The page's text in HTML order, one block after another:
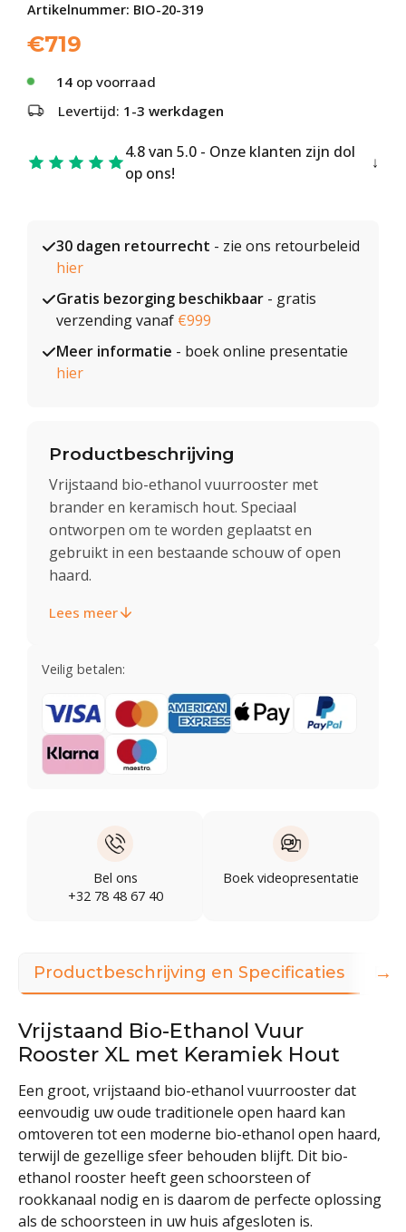
Artikelnummer: BIO-20-319
€719
14 op voorraad
Levertijd: 1-3 werkdagen
4.8 van 5.0 - Onze klanten zijn dol
op ons!
30 dagen retourrecht - zie ons retourbeleid
hier
Gratis bezorging beschikbaar - gratis
verzending vanaf €999
Meer informatie - boek online presentatie
hier
Productbeschrijving
Vrijstaand bio-ethanol vuurrooster met
brander en keramisch hout. Speciaal
ontworpen om te worden geplaatst en
gebruikt in een bestaande schouw of open
haard.
Lees meer
Veilig betalen:
Bel ons
+32 78 48 67 40
Boek videopresentatie
Productbeschrijving en Specificaties
Vrijstaand Bio-Ethanol Vuur
Rooster XL met Keramiek Hout
Een groot, vrijstaand bio-ethanol vuurrooster dat
eenvoudig uw oude traditionele open haard kan
omtoveren tot een moderne bio-ethanol open haard,
terwijl de gezellige sfeer behouden blijft. Dit bio-
ethanol rooster heeft geen schoorsteen of
rookkanaal nodig en is daarom de perfecte oplossing
als de schoorsteen in uw huis afgesloten is.
→